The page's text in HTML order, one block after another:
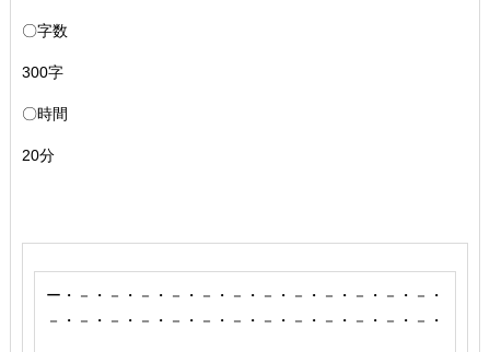
〇字数
300字
〇時間
20分
ー・－・－・－・－・－・－・－・－・－・－・－・－・
－・－・－・－・－・－・－・－・－・－・－・－・－・